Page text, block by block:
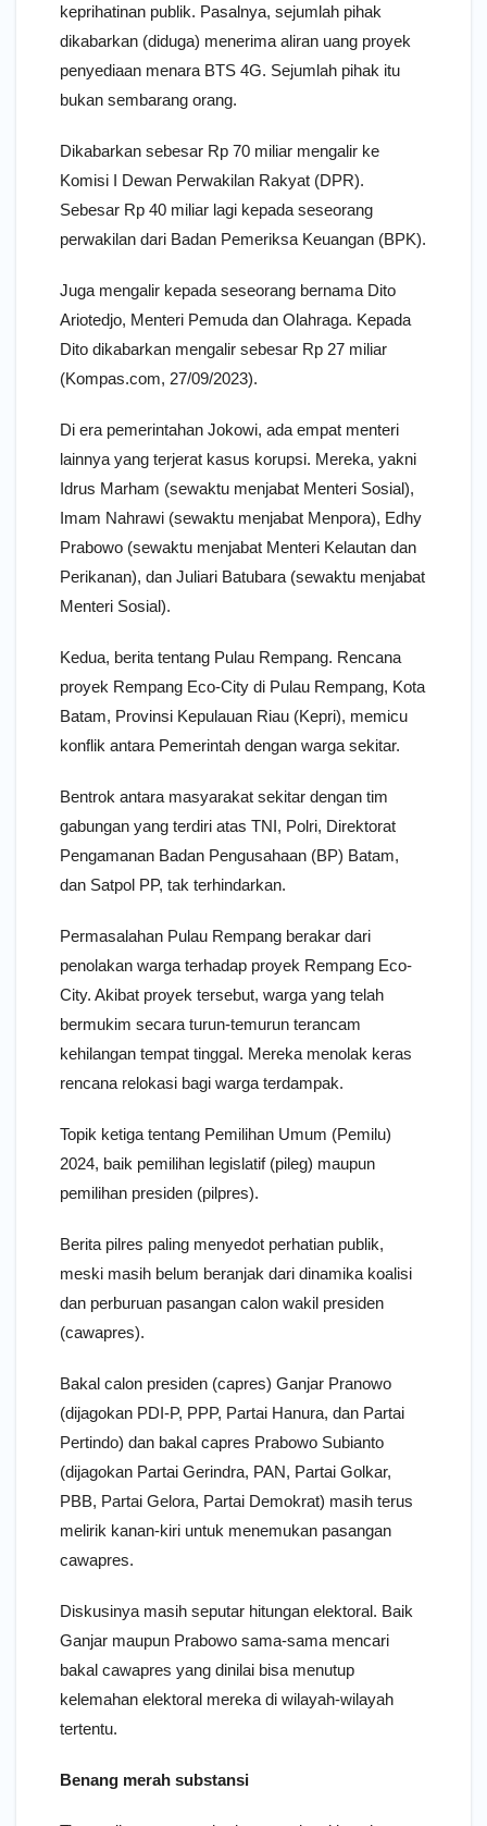
keprihatinan publik. Pasalnya, sejumlah pihak
dikabarkan (diduga) menerima aliran uang proyek
penyediaan menara BTS 4G. Sejumlah pihak itu
bukan sembarang orang.
Dikabarkan sebesar Rp 70 miliar mengalir ke
Komisi I Dewan Perwakilan Rakyat (DPR).
Sebesar Rp 40 miliar lagi kepada seseorang
perwakilan dari Badan Pemeriksa Keuangan (BPK).
Juga mengalir kepada seseorang bernama Dito
Ariotedjo, Menteri Pemuda dan Olahraga. Kepada
Dito dikabarkan mengalir sebesar Rp 27 miliar
(Kompas.com, 27/09/2023).
Di era pemerintahan Jokowi, ada empat menteri
lainnya yang terjerat kasus korupsi. Mereka, yakni
Idrus Marham (sewaktu menjabat Menteri Sosial),
Imam Nahrawi (sewaktu menjabat Menpora), Edhy
Prabowo (sewaktu menjabat Menteri Kelautan dan
Perikanan), dan Juliari Batubara (sewaktu menjabat
Menteri Sosial).
Kedua, berita tentang Pulau Rempang. Rencana
proyek Rempang Eco-City di Pulau Rempang, Kota
Batam, Provinsi Kepulauan Riau (Kepri), memicu
konflik antara Pemerintah dengan warga sekitar.
Bentrok antara masyarakat sekitar dengan tim
gabungan yang terdiri atas TNI, Polri, Direktorat
Pengamanan Badan Pengusahaan (BP) Batam,
dan Satpol PP, tak terhindarkan.
Permasalahan Pulau Rempang berakar dari
penolakan warga terhadap proyek Rempang Eco-
City. Akibat proyek tersebut, warga yang telah
bermukim secara turun-temurun terancam
kehilangan tempat tinggal. Mereka menolak keras
rencana relokasi bagi warga terdampak.
Topik ketiga tentang Pemilihan Umum (Pemilu)
2024, baik pemilihan legislatif (pileg) maupun
pemilihan presiden (pilpres).
Berita pilres paling menyedot perhatian publik,
meski masih belum beranjak dari dinamika koalisi
dan perburuan pasangan calon wakil presiden
(cawapres).
Bakal calon presiden (capres) Ganjar Pranowo
(dijagokan PDI-P, PPP, Partai Hanura, dan Partai
Pertindo) dan bakal capres Prabowo Subianto
(dijagokan Partai Gerindra, PAN, Partai Golkar,
PBB, Partai Gelora, Partai Demokrat) masih terus
melirik kanan-kiri untuk menemukan pasangan
cawapres.
Diskusinya masih seputar hitungan elektoral. Baik
Ganjar maupun Prabowo sama-sama mencari
bakal cawapres yang dinilai bisa menutup
kelemahan elektoral mereka di wilayah-wilayah
tertentu.
Benang merah substansi